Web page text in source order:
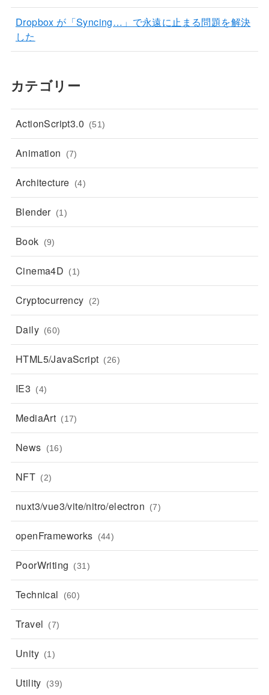
Dropbox が「Syncing…」で永遠に止まる問題を解決
した
カテゴリー
ActionScript3.0 (51)
Animation (7)
Architecture (4)
Blender (1)
Book (9)
Cinema4D (1)
Cryptocurrency (2)
Daily (60)
HTML5/JavaScript (26)
IE3 (4)
MediaArt (17)
News (16)
NFT (2)
nuxt3/vue3/vite/nitro/electron (7)
openFrameworks (44)
PoorWriting (31)
Technical (60)
Travel (7)
Unity (1)
Utility (39)